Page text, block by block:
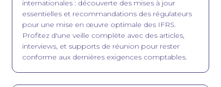
internationales : découverte des mises à jour
essentielles et recommandations des régulateurs
pour une mise en œuvre optimale des IFRS.
Profitez d'une veille complète avec des articles,
interviews, et supports de réunion pour rester
conforme aux dernières exigences comptables.